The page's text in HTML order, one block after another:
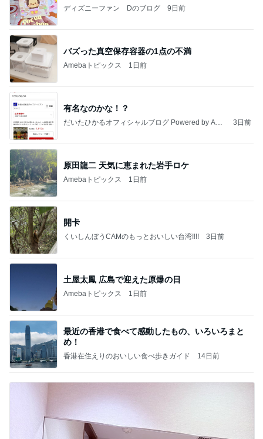
ディズニーファン Dのブログ 9日前
バズった真空保存容器の1点の不満
Amebaトピックス 1日前
有名なのかな！？
だいたひかるオフィシャルブログ Powered by Ame
3日前
原田龍二 天気に恵まれた岩手ロケ
Amebaトピックス 1日前
開卡
くいしんぼうCAMのもっとおいしい台湾!!!! 3日前
土屋太鳳 広島で迎えた原爆の日
Amebaトピックス 1日前
最近の香港で食べて感動したもの、いろいろまと
め！
香港在住えりのおいしい食べ歩きガイド 14日前